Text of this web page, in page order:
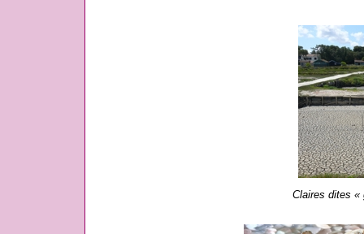
Claires dites «